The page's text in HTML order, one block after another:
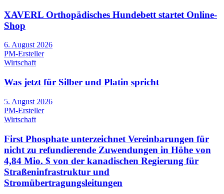
XAVERL Orthopädisches Hundebett startet Online-
Shop
6. August 2026
PM-Ersteller
Wirtschaft
Was jetzt für Silber und Platin spricht
5. August 2026
PM-Ersteller
Wirtschaft
First Phosphate unterzeichnet Vereinbarungen für
nicht zu refundierende Zuwendungen in Höhe von
4,84 Mio. $ von der kanadischen Regierung für
Straßeninfrastruktur und
Stromübertragungsleitungen